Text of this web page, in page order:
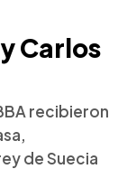
Carlos
recibieron
de Suecia